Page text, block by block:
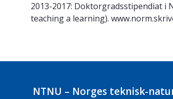
2013-2017: Doktorgradsstipendiat
teaching a learning).
NTNU – Norges teknisk-